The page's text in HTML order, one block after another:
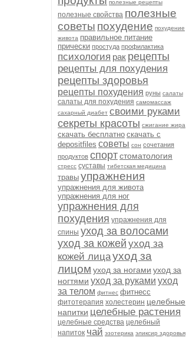
полезные рецепты
полезные свойства полезные
советы похудение похудение
живота правильное питание
прически простуда профилактика
психология рак рецепты
рецепты для похудения
рецепты здоровья
рецепты похудения руны салаты
салаты для похудения самомассаж
сахарный диабет своими руками
секреты красоты сжигание жира
скачать бесплатно скачать с
depositfiles советы сон сочетания
продуктов спортстоматология
стресс суставы тибетская медицина
травы упражнения
упражнения для живота
упражнения для ног
упражнения для
похудения упражнения для
спины уход за волосами
уход за кожей уход за
кожей лицауход за
лицом уход за ногами уход за
ногтями уход за руками уход
за телом фитнес фитнесс
фитотерапия холестерин целебные
напитки целебные растения
целебные средства целебный
напиток чай эзотерика эликсир здоровья